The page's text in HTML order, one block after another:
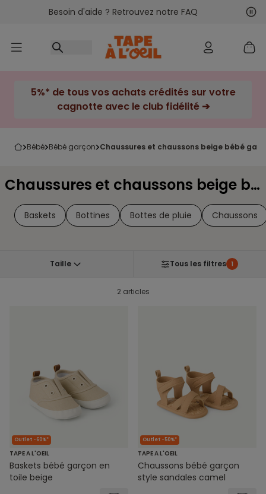
Accéder au contenu
Besoin d'aide ? Retrouvez notre FAQ
5%* de tous vos achats crédités sur votre
cagnotte avec le club fidélité ➔
bébé bébé garçon chaussures et chaussons beige bébé
Chaussures et chaussons beige bébé garçon
Baskets Bottines Bottes de pluie Chaussons
Taille Tous les filtres 1
2 articles
Outlet -60%*
TAPE A L'OEIL
Baskets bébé garçon en
toile beige
Outlet -50%*
TAPE A L'OEIL
Chaussons bébé garçon
style sandales camel